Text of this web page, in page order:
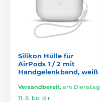
Silikon Hülle für
AirPods 1 / 2 mit
Handgelenkband, weiß
Versandbereit, am Dienstag
11. 8. bei dir